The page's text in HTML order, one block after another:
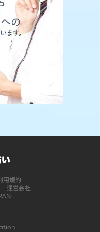
用規約
運営会社